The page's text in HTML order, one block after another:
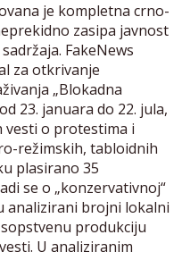
je kompletna crno-
zasipa javnost
FakeNews
za otkrivanje
„Blokadna
23. januara do 22. jula,
vesti o protestima i
režimskih, tabloidnih
plasirano 35
se o „konzervativnoj“
analizirani brojni lokalni
produkciju
U analiziranim